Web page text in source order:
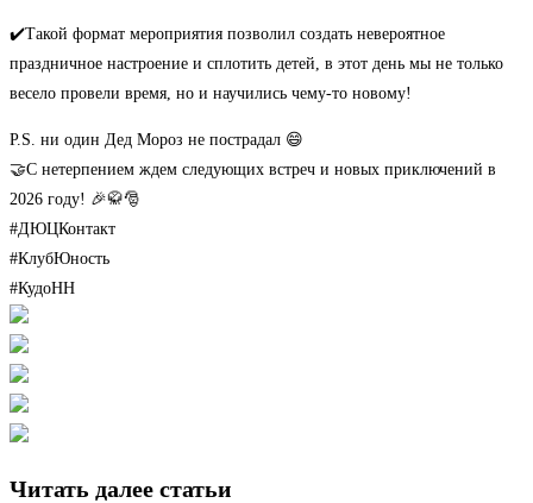
✔️Такой формат мероприятия позволил создать невероятное
праздничное настроение и сплотить детей, в этот день мы не только
весело провели время, но и научились чему-то новому!
P.S. ни один Дед Мороз не пострадал 😄
🤝С нетерпением ждем следующих встреч и новых приключений в
2026 году! 🎉🥋🎅
#ДЮЦКонтакт
#КлубЮность
#КудоНН
Читать далее статьи